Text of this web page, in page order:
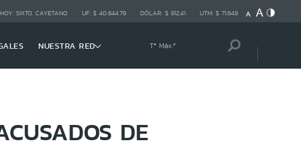
SIXTO, CAYETANO UF: $ 40.844,79 DÓLAR: $ 912,41 UTM: $ 71.649
NUESTRA RED Tª Máx:º
DE